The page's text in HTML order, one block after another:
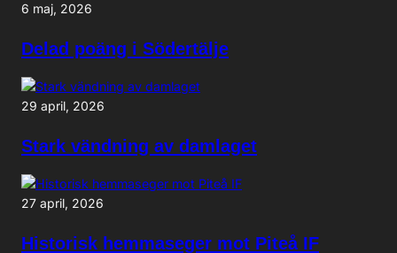
6 maj, 2026
Delad poäng i Södertälje
29 april, 2026
Stark vändning av damlaget
27 april, 2026
Historisk hemmaseger mot Piteå IF